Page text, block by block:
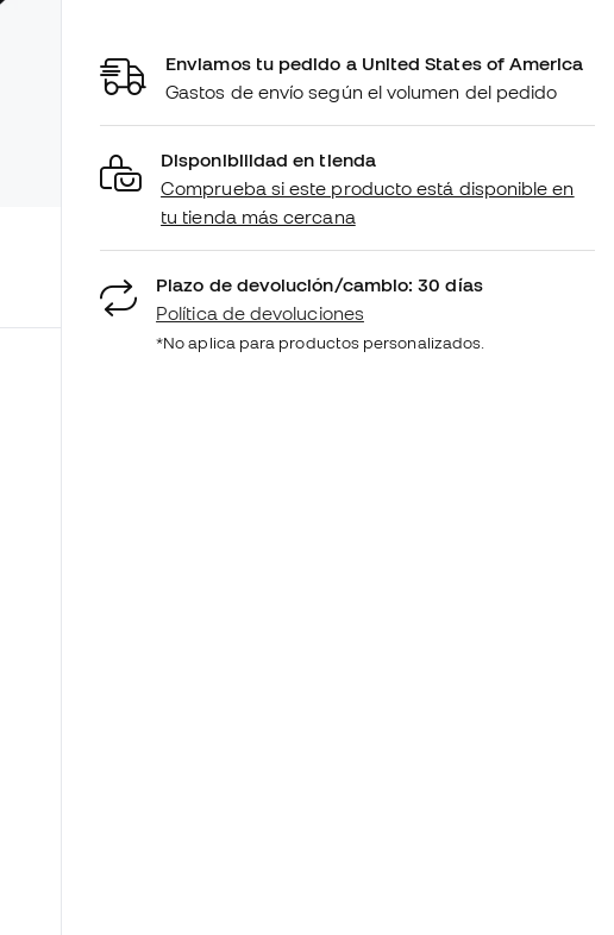
Enviamos tu pedido a United States of America
Gastos de envío según el volumen del pedido
Disponibilidad en tienda
Comprueba si este producto está disponible en
tu tienda más cercana
Plazo de devolución/cambio: 30 días
Política de devoluciones
*No aplica para productos personalizados.